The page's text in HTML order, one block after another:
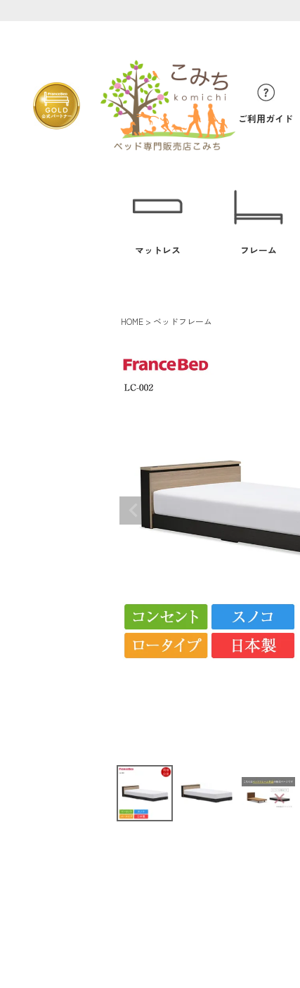
ご利用ガイド
マットレス フレーム
HOME ベッドフレーム